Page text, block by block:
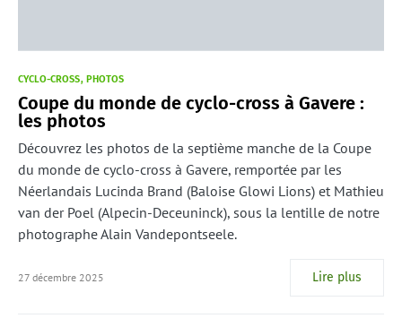
CYCLO-CROSS PHOTOS
Coupe du monde de cyclo-cross à Gavere :
les photos
Découvrez les photos de la septième manche de la Coupe
du monde de cyclo-cross à Gavere, remportée par les
Néerlandais Lucinda Brand (Baloise Glowi Lions) et Mathieu
van der Poel (Alpecin-Deceuninck), sous la lentille de notre
photographe Alain Vandepontseele.
27 décembre 2025 Lire plus